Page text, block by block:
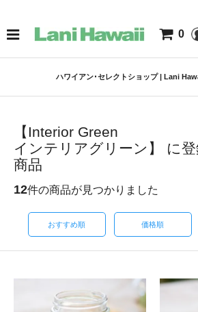
0
ハワイアン･セレクトショップ | Lani
【Interior Green
インテリアグリーン】 に
商品
12件の商品が見つかりました
おすすめ順 価格順